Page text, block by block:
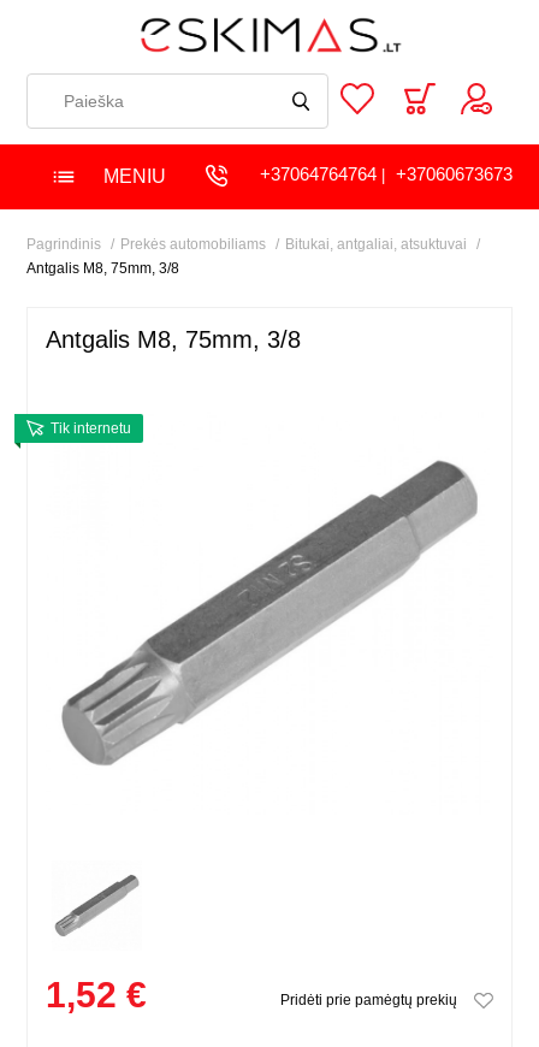
MENIU +37064764764| +37060673673
Pagrindinis Prekės automobiliams
Bitukai, antgaliai, atsuktuvai
Antgalis M8, 75mm, 3/8
Antgalis M8, 75mm, 3/8
Tik internetu
1,52 € Pridėti prie pamėgtų prekių